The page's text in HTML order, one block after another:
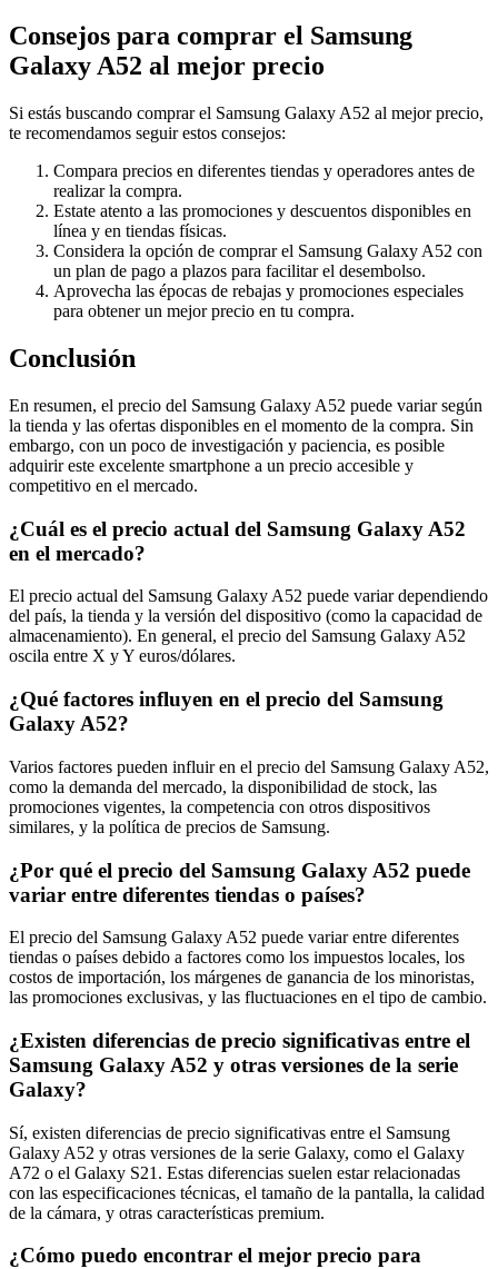
Consejos para comprar el Samsung
Galaxy A52 al mejor precio
Si estás buscando comprar el Samsung Galaxy A52 al mejor precio,
te recomendamos seguir estos consejos:
Compara precios en diferentes tiendas y operadores antes de
realizar la compra.
Estate atento a las promociones y descuentos disponibles en
línea y en tiendas físicas.
Considera la opción de comprar el Samsung Galaxy A52 con
un plan de pago a plazos para facilitar el desembolso.
Aprovecha las épocas de rebajas y promociones especiales
para obtener un mejor precio en tu compra.
Conclusión
En resumen, el precio del Samsung Galaxy A52 puede variar según
la tienda y las ofertas disponibles en el momento de la compra. Sin
embargo, con un poco de investigación y paciencia, es posible
adquirir este excelente smartphone a un precio accesible y
competitivo en el mercado.
¿Cuál es el precio actual del Samsung Galaxy A52
en el mercado?
El precio actual del Samsung Galaxy A52 puede variar dependiendo
del país, la tienda y la versión del dispositivo (como la capacidad de
almacenamiento). En general, el precio del Samsung Galaxy A52
oscila entre X y Y euros/dólares.
¿Qué factores influyen en el precio del Samsung
Galaxy A52?
Varios factores pueden influir en el precio del Samsung Galaxy A52,
como la demanda del mercado, la disponibilidad de stock, las
promociones vigentes, la competencia con otros dispositivos
similares, y la política de precios de Samsung.
¿Por qué el precio del Samsung Galaxy A52 puede
variar entre diferentes tiendas o países?
El precio del Samsung Galaxy A52 puede variar entre diferentes
tiendas o países debido a factores como los impuestos locales, los
costos de importación, los márgenes de ganancia de los minoristas,
las promociones exclusivas, y las fluctuaciones en el tipo de cambio.
¿Existen diferencias de precio significativas entre el
Samsung Galaxy A52 y otras versiones de la serie
Galaxy?
Sí, existen diferencias de precio significativas entre el Samsung
Galaxy A52 y otras versiones de la serie Galaxy, como el Galaxy
A72 o el Galaxy S21. Estas diferencias suelen estar relacionadas
con las especificaciones técnicas, el tamaño de la pantalla, la calidad
de la cámara, y otras características premium.
¿Cómo puedo encontrar el mejor precio para